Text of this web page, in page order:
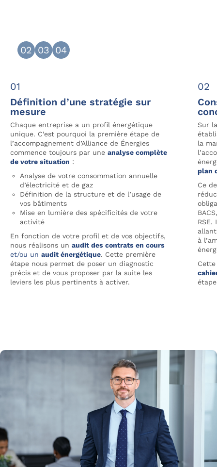
02 03 04
Définition d’une stratégie sur
mesure
Chaque entreprise a un profil énergétique
unique. C’est pourquoi la première étape de
l’accompagnement d’Alliance de Énergies
commence toujours par uneanalyse complète
de votre situation :
Analyse de votre consommation annuelle
d’électricité et de gaz
Définition de la structure et de l’usage de
vos bâtiments
Mise en lumière des spécificités de votre
activité
En fonction de votre profil et de vos objectifs,
nous réalisons unaudit des contrats en cours
et/ou unaudit énergétique. Cette première
étape nous permet de poser un diagnostic
précis et de vous proposer par la suite les
leviers les plus pertinents à activer.
Sur
la
plan
Ce
à